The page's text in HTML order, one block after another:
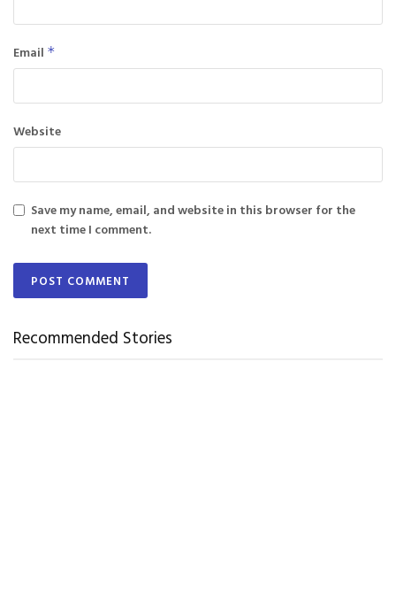
Email *
Website
Save my name, email, and website in this browser for the
next time I comment.
Recommended Stories